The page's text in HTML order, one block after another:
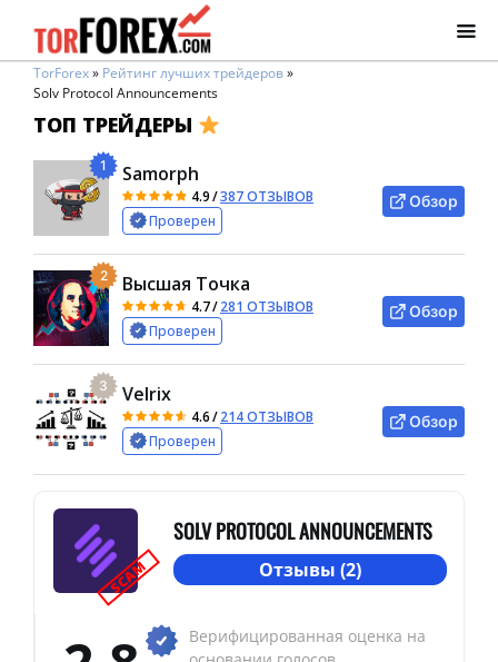
TorForex» Рейтинг лучших трейдеров»
Solv Protocol Announcements
ТОП ТРЕЙДЕРЫ
1 Samorph
4.9/387 ОТЗЫВОВ
Проверен
Обзор
2 Высшая Точка
4.7/281 ОТЗЫВОВ
Проверен
Обзор
3 Velrix
4.6/214 ОТЗЫВОВ
Проверен
Обзор
SCAM
SOLV PROTOCOL ANNOUNCEMENTS
Отзывы (2)
Верифицированная оценка на